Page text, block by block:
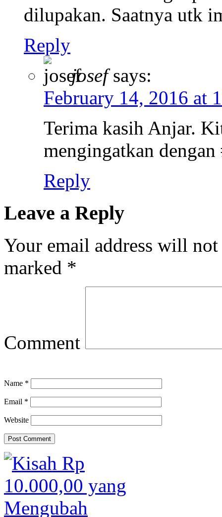
dilupakan. Saatnya utk
Reply
josef says:
February 14, 2016 at
Terima kasih Anjar.
mengingatkan
Reply
Leave a Reply
Your email address will
marked *
Comment
Name *
Email *
Website